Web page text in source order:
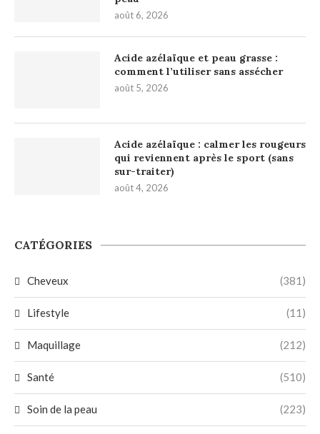
août 6, 2026
Acide azélaïque et peau grasse :
comment l’utiliser sans assécher
août 5, 2026
Acide azélaïque : calmer les rougeurs
qui reviennent après le sport (sans
sur-traiter)
août 4, 2026
CATÉGORIES
Cheveux (381)
Lifestyle (11)
Maquillage (212)
Santé (510)
Soin de la peau (223)